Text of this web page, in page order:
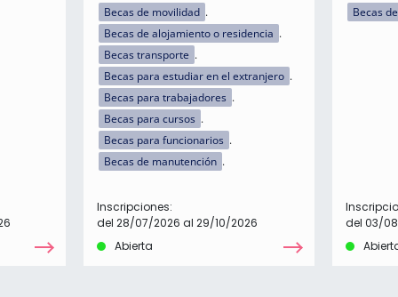
Becas de movilidad
Becas de alojamiento o residencia
Becas transporte
Becas para estudiar en el extranjero
Becas para trabajadores
Becas para cursos
Becas para funcionarios
Becas de manutención
Inscripciones:
del 28/07/2026 al 29/10/2026
Abierta
Becas
del 03/